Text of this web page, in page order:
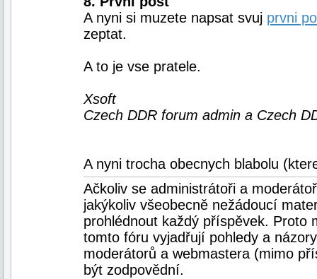
A nyni si muzete napsat svuj prvni
zeptat.
A to je vse pratele.
Xsoft
Czech DDR forum admin a Czech
A nyni trocha obecnych blabolu
Ačkoliv se administrátoři a
jakýkoliv všeobecně nežádoucí
prohlédnout každý příspěvek.
tomto fóru vyjadřují pohledy a
moderátorů a webmastera (mimo
být zodpovědní.